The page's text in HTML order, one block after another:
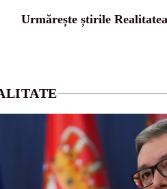
Urmărește știrile